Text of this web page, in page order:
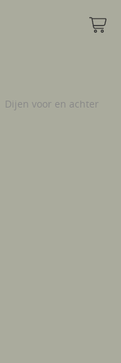
Dijen voor en achter